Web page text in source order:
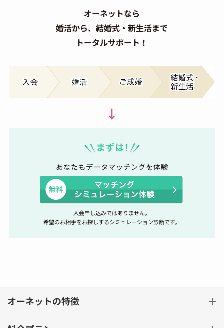
オーネットなら
婚活から、結婚式・新生活まで
トータルサポート！
↓
あなたもデータマッチングを体験
入会申し込みではありません。
希望のお相手をお探しするシミュレーション診断です。
オーネットの特徴